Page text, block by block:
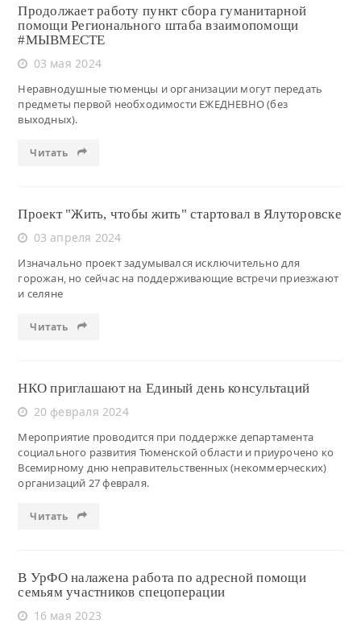
Продолжает работу пункт сбора гуманитарной
помощи Регионального штаба взаимопомощи
#МЫВМЕСТЕ
03 мая 2024
Неравнодушные тюменцы и организации могут передать
предметы первой необходимости ЕЖЕДНЕВНО (без
выходных).
Читать
Проект "Жить, чтобы жить" стартовал в Ялуторовске
03 апреля 2024
Изначально проект задумывался исключительно для
горожан, но сейчас на поддерживающие встречи приезжают
и селяне
Читать
НКО приглашают на Единый день консультаций
20 февраля 2024
Мероприятие проводится при поддержке департамента
социального развития Тюменской области и приурочено ко
Всемирному дню неправительственных (некоммерческих)
организаций 27 февраля.
Читать
В УрФО налажена работа по адресной помощи
семьям участников спецоперации
16 мая 2023